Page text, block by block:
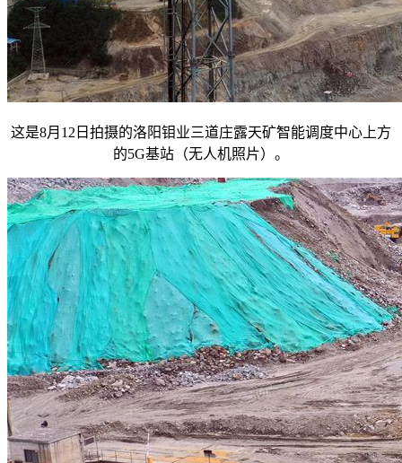
这是8月12日拍摄的洛阳钼业三道庄露天矿智能调度中心上方
的5G基站（无人机照片）。